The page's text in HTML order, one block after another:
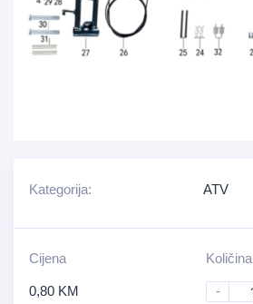
Kategorija: ATV
Cijena
0,80 KM
Količina
-